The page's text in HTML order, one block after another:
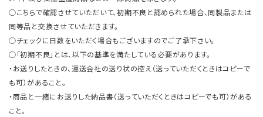
○こちらで確認させていただいて、初期不良と認められた場合、同製品または
同等品と交換させていただきます。
○チェックに日数をいただく場合もございますのでご了承下さい。
○「初期不良」とは、以下の基準を満たしている必要があります。
・お送りしたときの、運送会社の送り状の控え（送っていただくときはコピーで
も可）があること。
・商品と一緒にお送りした納品書（送っていただくときはコピーでも可）がある
こと。